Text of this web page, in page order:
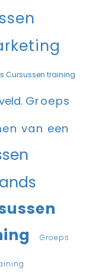
Cursussen training
Groeps
van een
Groeps